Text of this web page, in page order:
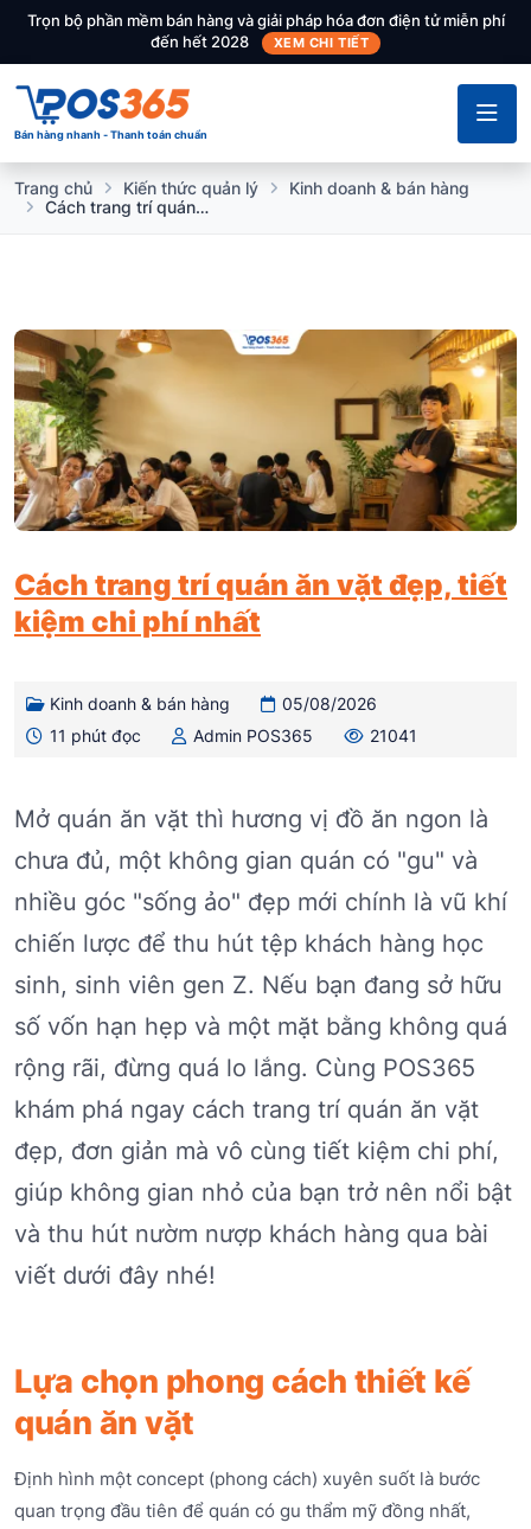
Trọn bộ phần mềm bán hàng và giải pháp hóa đơn điện tử miễn phí
đến hết 2028
XEM CHI TIẾT
Bán hàng nhanh - Thanh toán chuẩn
Trang chủ Kiến thức quản lý
Kinh doanh & bán hàng
Cách trang trí quán ăn vặt đẹp, tiết kiệm chi phí nhất
Cách trang trí quán ăn vặt đẹp, tiết
kiệm chi phí nhất
Kinh doanh & bán hàng
05/08/2026
11 phút đọc
Admin POS365 21041
Mở quán ăn vặt thì hương vị đồ ăn ngon là
chưa đủ, một không gian quán có "gu" và
nhiều góc "sống ảo" đẹp mới chính là vũ khí
chiến lược để thu hút tệp khách hàng học
sinh, sinh viên gen Z. Nếu bạn đang sở hữu
số vốn hạn hẹp và một mặt bằng không quá
rộng rãi, đừng quá lo lắng. Cùng POS365
khám phá ngay cách trang trí quán ăn vặt
đẹp, đơn giản mà vô cùng tiết kiệm chi phí,
giúp không gian nhỏ của bạn trở nên nổi bật
và thu hút nườm nượp khách hàng qua bài
viết dưới đây nhé!
Lựa chọn phong cách thiết kế
quán ăn vặt
Định hình một concept (phong cách) xuyên suốt là bước
quan trọng đầu tiên để quán có gu thẩm mỹ đồng nhất,